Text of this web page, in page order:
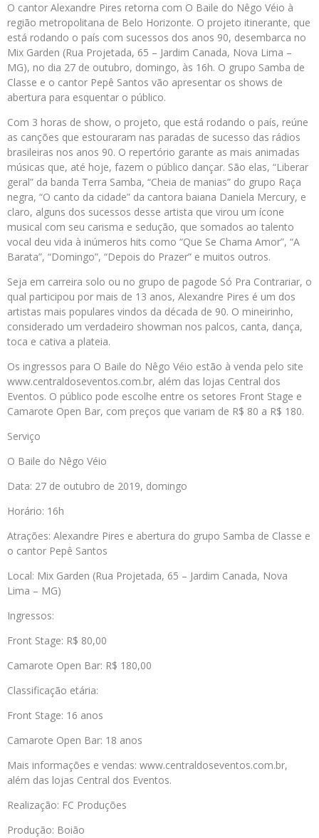
O cantor Alexandre Pires retorna com O Baile do Nêgo Véio à
região metropolitana de Belo Horizonte. O projeto itinerante, que
está rodando o país com sucessos dos anos 90, desembarca no
Mix Garden (Rua Projetada, 65 – Jardim Canada, Nova Lima –
MG), no dia 27 de outubro, domingo, às 16h. O grupo Samba de
Classe e o cantor Pepê Santos vão apresentar os shows de
abertura para esquentar o público.
Com 3 horas de show, o projeto, que está rodando o país, reúne
as canções que estouraram nas paradas de sucesso das rádios
brasileiras nos anos 90. O repertório garante as mais animadas
músicas que, até hoje, fazem o público dançar. São elas, “Liberar
geral” da banda Terra Samba, “Cheia de manias” do grupo Raça
negra, “O canto da cidade” da cantora baiana Daniela Mercury, e
claro, alguns dos sucessos desse artista que virou um ícone
musical com seu carisma e sedução, que somados ao talento
vocal deu vida à inúmeros hits como “Que Se Chama Amor”, “A
Barata”, “Domingo”, “Depois do Prazer” e muitos outros.
Seja em carreira solo ou no grupo de pagode Só Pra Contrariar, o
qual participou por mais de 13 anos, Alexandre Pires é um dos
artistas mais populares vindos da década de 90. O mineirinho,
considerado um verdadeiro showman nos palcos, canta, dança,
toca e cativa a plateia.
Os ingressos para O Baile do Nêgo Véio estão à venda pelo site
www.centraldoseventos.com.br, além das lojas Central dos
Eventos. O público pode escolhe entre os setores Front Stage e
Camarote Open Bar, com preços que variam de R$ 80 a R$ 180.
Serviço
O Baile do Nêgo Véio
Data: 27 de outubro de 2019, domingo
Horário: 16h
Atrações: Alexandre Pires e abertura do grupo Samba de Classe e
o cantor Pepê Santos
Local: Mix Garden (Rua Projetada, 65 – Jardim Canada, Nova
Lima – MG)
Ingressos:
Front Stage: R$ 80,00
Camarote Open Bar: R$ 180,00
Classificação etária:
Front Stage: 16 anos
Camarote Open Bar: 18 anos
Mais informações e vendas: www.centraldoseventos.com.br,
além das lojas Central dos Eventos.
Realização: FC Produções
Produção: Boião